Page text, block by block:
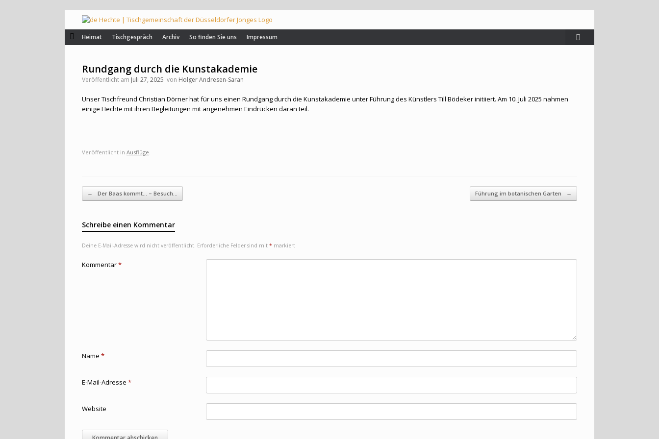
springenHeimat Tischgespräch Archiv So finden Sie uns Impressum
Rundgang durch die Kunstakademie
Veröffentlicht am Juli 27, 2025 von Holger Andresen-Saran
Unser Tischfreund Christian Dörner hat für uns einen Rundgang durch die Kunstakademie unter Führung des Künstlers Till Bödeker initiiert. Am 10. Juli 2025 nahmen
einige Hechte mit ihren Begleitungen mit angenehmen Eindrücken daran teil.
Veröffentlicht in Ausflüge.
Beitragsnavigation
← Der Baas kommt… – Besuch… Führung im botanischen Garten →
Schreibe einen Kommentar
Deine E-Mail-Adresse wird nicht veröffentlicht. Erforderliche Felder sind mit * markiert
Kommentar*
Name *
E-Mail-Adresse *
Website